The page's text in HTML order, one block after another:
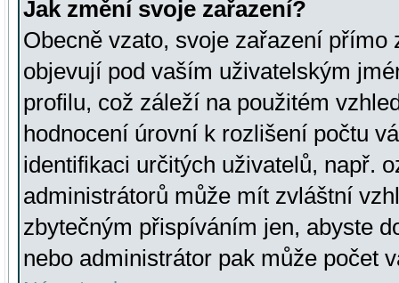
Jak změní svoje zařazení?
Obecně vzato, svoje zařazení přímo
objevují pod vaším uživatelským
profilu, což záleží na použitém
hodnocení úrovní k rozlišení počtu
identifikaci určitých uživatelů, např.
administrátorů může mít zvláštní
zbytečným přispíváním jen, abyste
nebo administrátor pak může počet